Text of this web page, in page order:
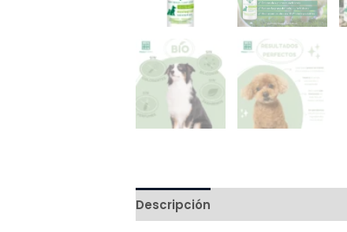
Descripción